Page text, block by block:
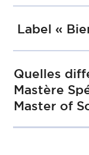
Label «
Quelles
Mastère
Master of